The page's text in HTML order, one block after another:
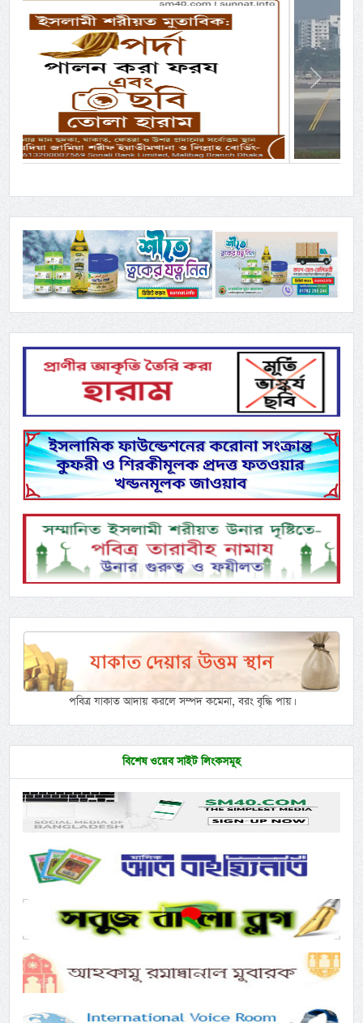
Previous Next
পবিত্র যাকাত আদায় করলে সম্পদ কমেনা, বরং বৃদ্ধি পায়।
বিশেষ ওয়েব সাইট লিংকসমূহ